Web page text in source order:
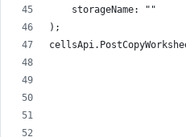
    storageName: ""
);